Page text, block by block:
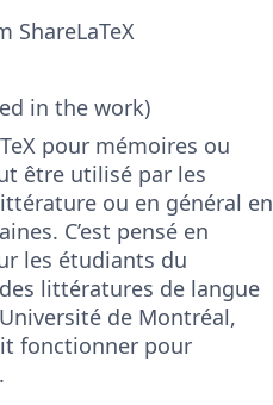
ShareLaTeX
in the work)
pour mémoires ou
être utilisé par les
ou en général en
C’est pensé en
les étudiants du
littératures de langue
de Montréal,
fonctionner pour